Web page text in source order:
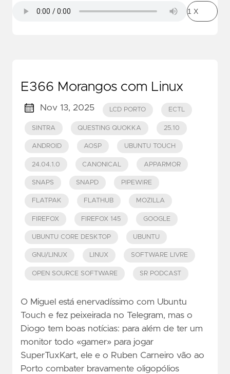
E366 Morangos com Linux
Nov 13, 2025 LCD PORTO ECTL
SINTRA QUESTING QUOKKA 25.10
ANDROID AOSP UBUNTU TOUCH
24.04.1.0 CANONICAL APPARMOR
SNAPS SNAPD PIPEWIRE
FLATPAK FLATHUB MOZILLA
FIREFOX FIREFOX 145 GOOGLE
UBUNTU CORE DESKTOP UBUNTU
GNU/LINUX LINUX SOFTWARE LIVRE
OPEN SOURCE SOFTWARE SR PODCAST
O Miguel está enervadíssimo com Ubuntu
Touch e fez peixeirada no Telegram, mas o
Diogo tem boas notícias: para além de ter um
monitor todo «gamer» para jogar
SuperTuxKart, ele e o Ruben Carneiro vão ao
Porto combater bravamente oligopólios